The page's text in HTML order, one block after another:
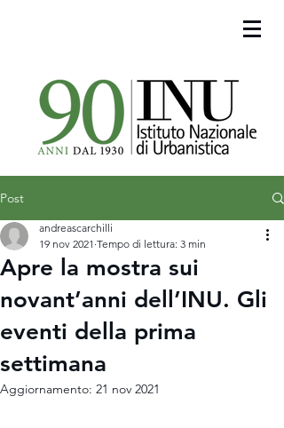
Post
Apre la mostra sui
novant’anni dell’INU. Gli
eventi della prima
settimana
andreascarchilli
19 nov 2021 Tempo di lettura: 3 min
Aggiornamento: 21 nov 2021